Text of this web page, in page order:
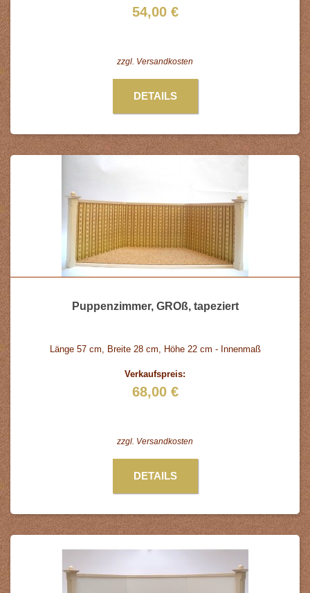
54,00 €
zzgl. Versandkosten
DETAILS
Puppenzimmer, GROß, tapeziert
Länge 57 cm, Breite 28 cm, Höhe 22 cm - Innenmaß
Verkaufspreis:
68,00 €
zzgl. Versandkosten
DETAILS